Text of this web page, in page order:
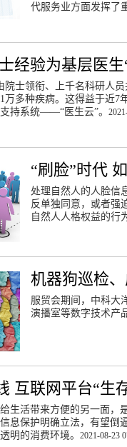
代服务业方面发挥了
经验为基层医生
院士领衔、上千名科研人
万多种疾病。这得益于近7
持系统——“医生云”。
“刷脸”时代
处理自然人的人脸信
反单独同意，或者强
自然人人格权益的行
机器狗巡检
服贸会期间，中科大
演播室等数字技术产
互联网平台“生
生活带来方便的另一面，
息保护明确立法，有望倒
明的消费环境。 2021-08-23